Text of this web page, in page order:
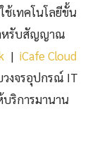
ช้เทคโนโลยีขั้น
หรับสัญญาณ
| iCafe Cloud
วงจรอุปกรณ์ IT
บริการมานาน